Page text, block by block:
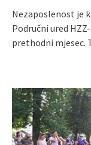
Nezaposlenost je
Područni ured
prethodni mjesec.